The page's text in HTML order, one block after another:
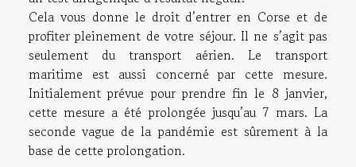
Cela vous donne le droit d’entrer en Corse et de
profiter pleinement de votre séjour. Il ne s’agit pas
seulement du transport aérien. Le transport
maritime est aussi concerné par cette mesure.
Initialement prévue pour prendre fin le 8 janvier,
cette mesure a été prolongée jusqu’au 7 mars. La
seconde vague de la pandémie est sûrement à la
base de cette prolongation.